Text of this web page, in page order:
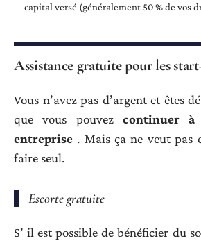
capital versé (généralement 50 % de vos
Assistance gratuite pour les
Vous n’avez pas d’argent et êtes
que vous pouvez continuer à
entreprise . Mais ça ne veut pas
faire seul.
Escorte gratuite
S’ il est possible de bénéficier du